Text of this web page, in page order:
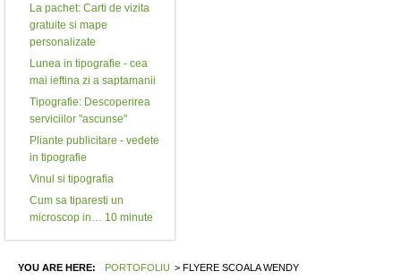
La pachet: Carti de vizita
gratuite si mape
personalizate
Lunea in tipografie - cea
mai ieftina zi a saptamanii
Tipografie: Descoperirea
serviciilor "ascunse"
Pliante publicitare - vedete
in tipografie
Vinul si tipografia
Cum sa tiparesti un
microscop in… 10 minute
YOU ARE HERE: PORTOFOLIU > FLYERE SCOALA WENDY